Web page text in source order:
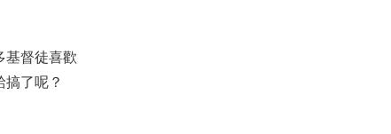
基督徒喜歡
了呢？